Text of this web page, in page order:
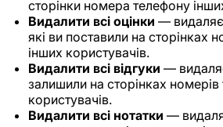
сторінки номера телефону
Видалити всі оцінки — видаляє
які ви поставили на сторінках
інших користувачів.
Видалити всі відгуки —
залишили на сторінках номерів
користувачів.
Видалити всі нотатки —